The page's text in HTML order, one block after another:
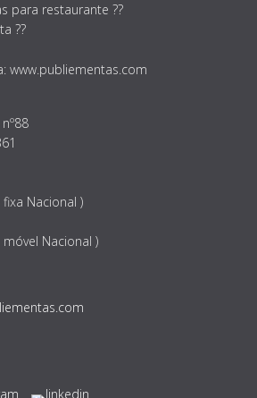
para restaurante ??
??
www.publiementas.com
Nacional )
Nacional )